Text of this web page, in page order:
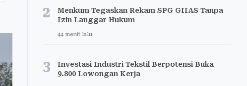
2
Menkum Tegaskan Rekam SPG GIIAS Tanpa
Izin Langgar Hukum
44 menit lalu
3
Investasi Industri Tekstil Berpotensi Buka
9.800 Lowongan Kerja